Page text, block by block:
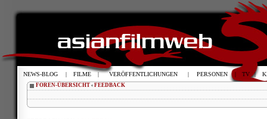
FOREN-ÜBERSICHT ‹ FEEDBACK
NEWS-BLOG | FILME | VERÖFFENTLICHUNGEN | PERSONEN | TV |